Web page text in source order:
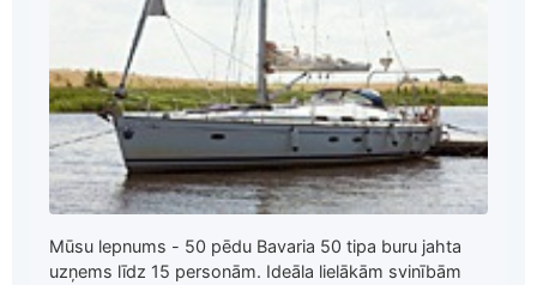
Mūsu lepnums - 50 pēdu Bavaria 50 tipa buru jahta
uzņems līdz 15 personām. Ideāla lielākām svinībām